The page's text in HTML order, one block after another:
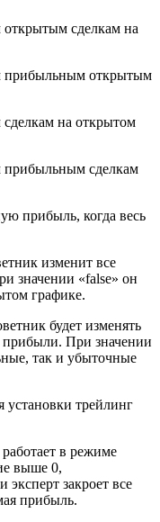
сделкам на
прибыльным открытым
на открытом
прибыльным сделкам
прибыль, когда весь
изменит все
значении «false» он
графике.
будет изменять
прибыли. При значении
так и убыточные
установки трейлинг
в режиме
выше 0,
закроет все
прибыль.